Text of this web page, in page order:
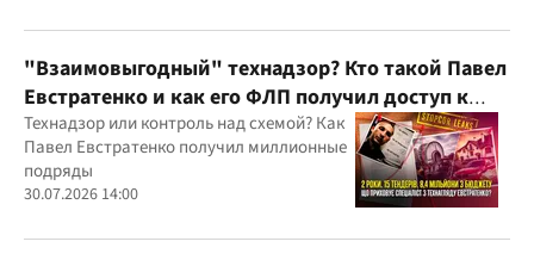
юрисдикций
"Взаимовыгодный" технадзор? Кто такой Павел
Евстратенко и как его ФЛП получил доступ к
бюджетным миллионам?
Технадзор или контроль над схемой? Как
Павел Евстратенко получил миллионные
подряды
30.07.2026 14:00